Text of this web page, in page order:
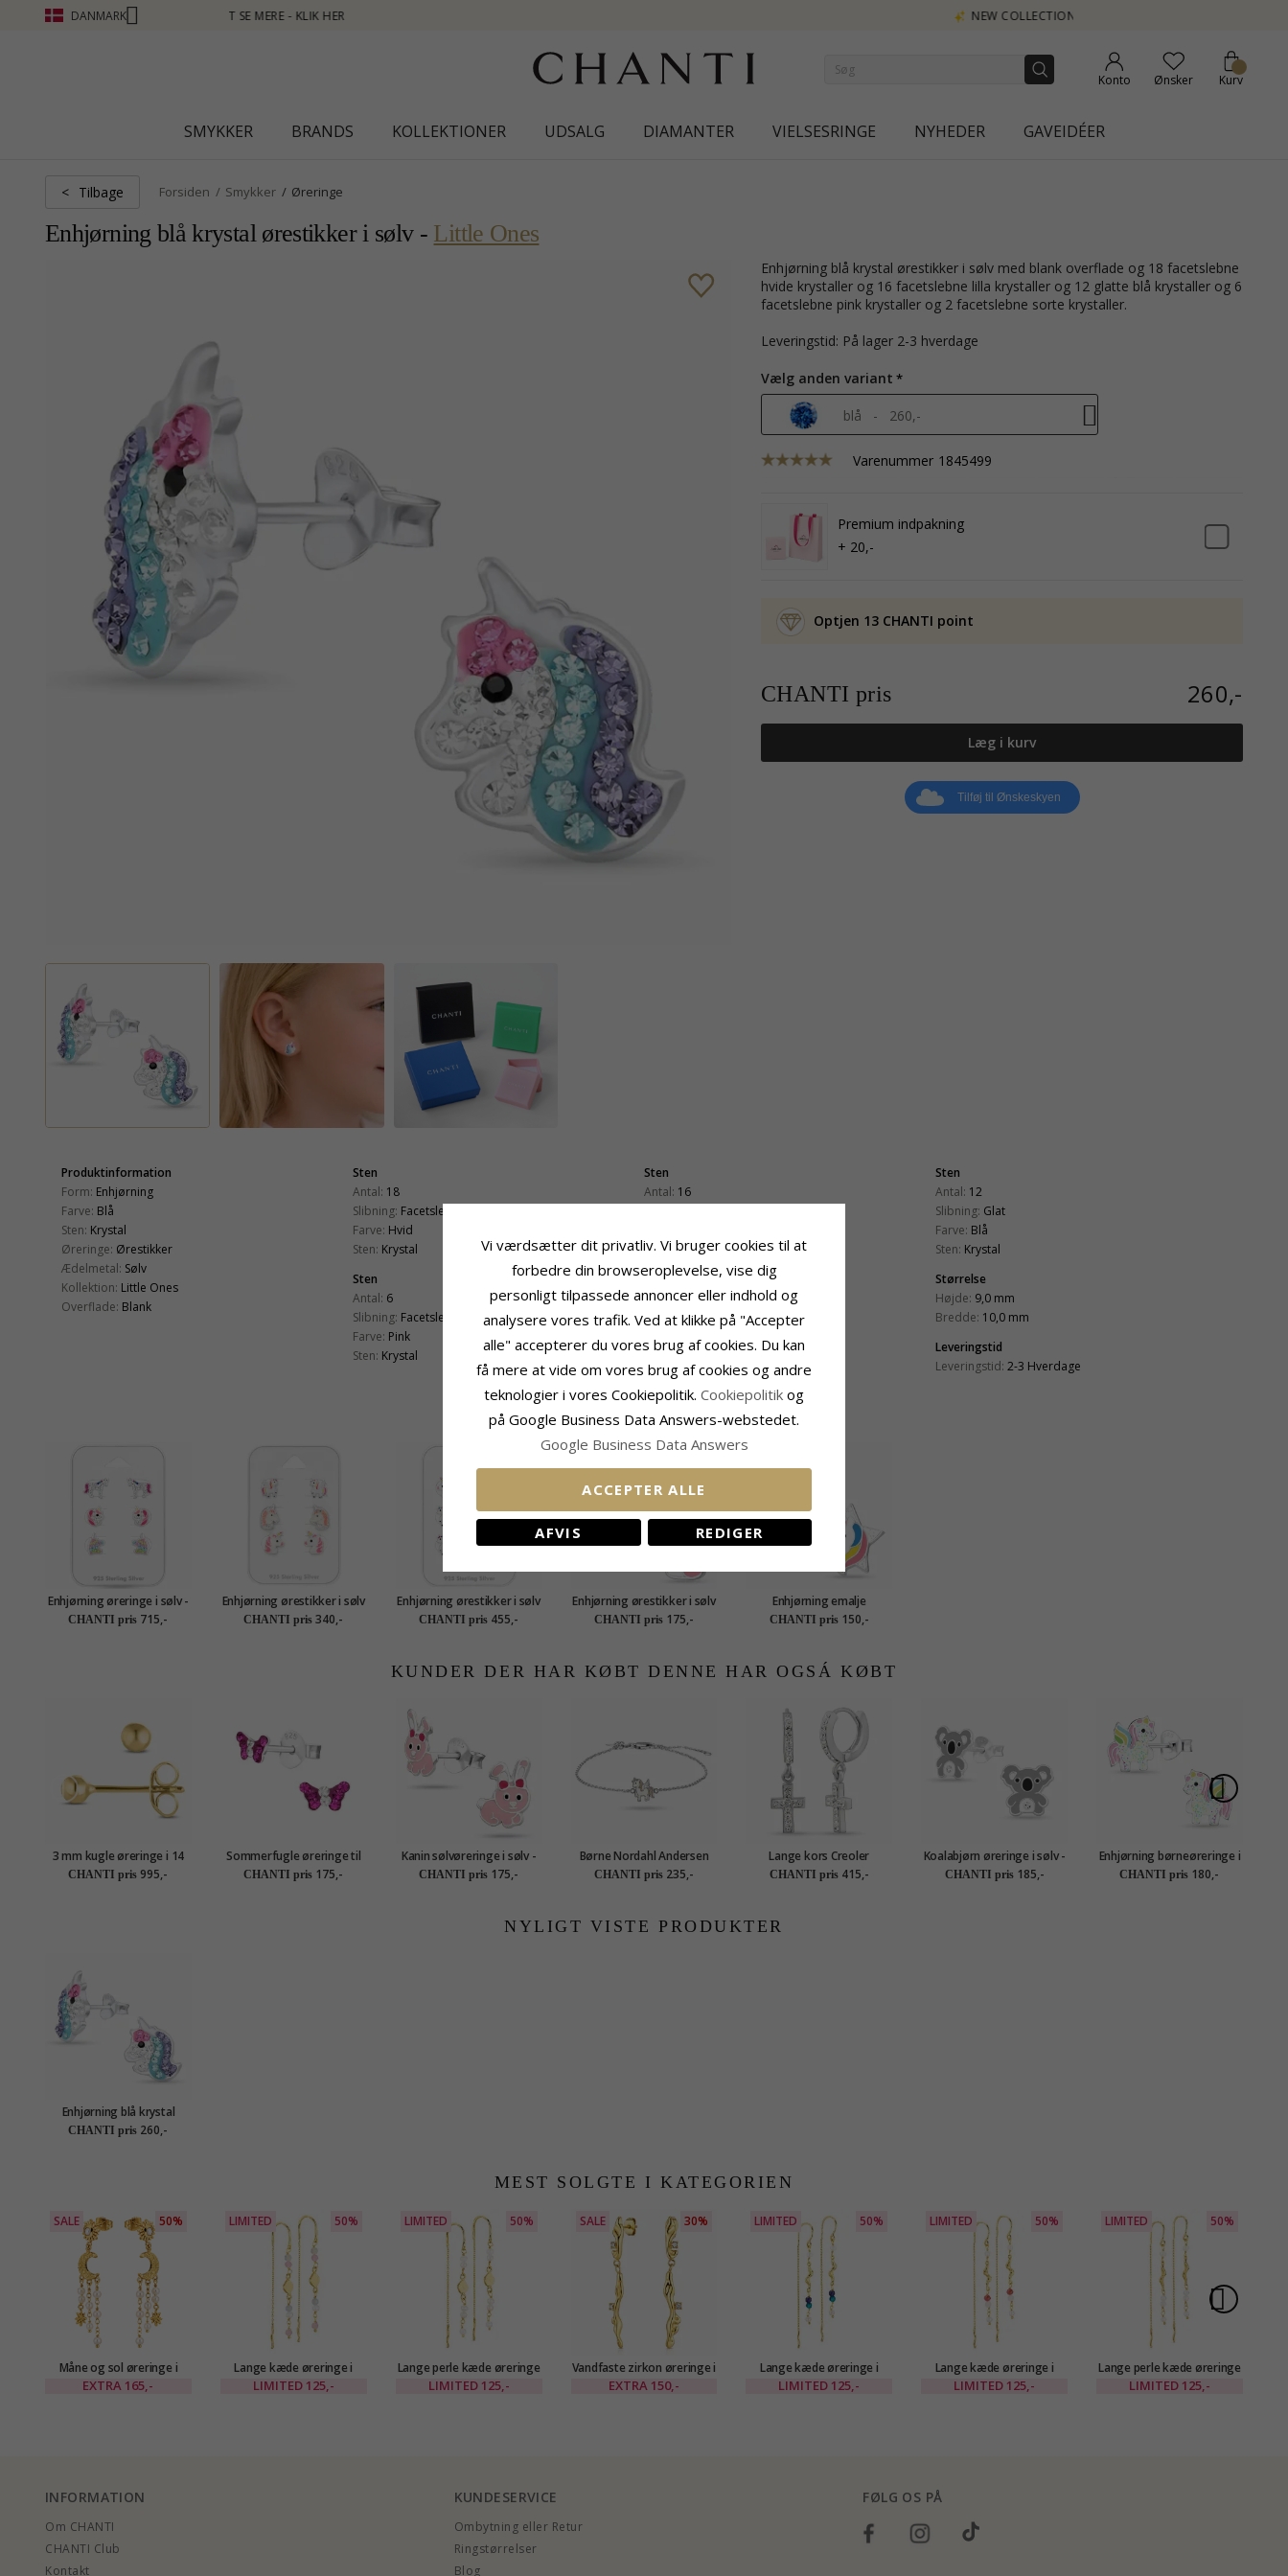
DANMARK
Konto Ønsker Kurv
SMYKKER BRANDS KOLLEKTIONER UDSALG DIAMANTER VIELSESRINGE NYHEDER GAVEIDÉER
< Tilbage Forsiden Smykker Øreringe
Enhjørning blå krystal ørestikker i sølv - Little Ones
enhjørning blå krystal ørestikker i sølv med blank overflade og 18 facetslebne
hvide krystaller og 16 facetslebne lilla krystaller og 12 glatte blå krystaller og 6
facetslebne pink krystaller og 2 facetslebne sorte krystaller.
Leveringstid: På lager 2-3 hverdage
Vælg anden variant
blå - 260,-
Varenummer 1845499
Premium indpakning
+ 20,-
Optjen 13 CHANTI point
CHANTI pris 260,-
Læg i kurv
Tilføj til Ønskeskyen
Produktinformation
Form: Enhjørning
Farve: Blå
Sten: Krystal
Øreringe: Ørestikker
Ædelmetal: Sølv
Kollektion: Little Ones
Overflade: Blank
Sten
Antal: 18
Slibning: Facetsleben
Farve: Hvid
Sten: Krystal
Sten
Antal: 16
Sten: Krystal
Sten
Antal: 12
Slibning: Glat
Farve: Blå
Sten: Krystal
Sten
Antal: 6
Slibning: Facetsleben
Farve: Pink
Sten: Krystal
Sten
Antal:2
Slibning:Facetsleben
Farve:
Sort
Sten:Krystal
Størrelse
Højde: 9,0 mm
Bredde: 10,0 mm
Leveringstid
Leveringstid: 2-3 Hverdage
RELATEREDE PRODUKTER
Enhjørning øreringe i sølv -
Little Ones
CHANTI pris 715,-
Enhjørning ørestikker i sølv
- Little Ones
CHANTI pris 340,-
Enhjørning ørestikker i sølv
- Little Ones
CHANTI pris 455,-
Enhjørning ørestikker i sølv
- Little Ones
CHANTI pris 175,-
Enhjørning emalje
ørestikker i sølv - Little
Ones
CHANTI pris 150,-
KUNDER DER HAR KØBT DENNE HAR OGSÁ KØBT
3 mm kugle øreringe i 14
karat guld - Gold Collection
CHANTI pris 995,-
Sommerfugle øreringe til
børn i sølv - Little Ones
CHANTI pris 175,-
Kanin sølvøreringe i sølv -
Little Ones
CHANTI pris 175,-
Børne Nordahl Andersen
enhjørning armbånd i
rhodineret sølv multifarvet
CHANTI pris 235,-
Lange kors Creoler
øreringe i sølv
CHANTI pris 415,-
Koalabjørn øreringe i sølv -
Little Ones
CHANTI pris 185,-
Enhjørning børneøreringe i
sølv - Little Ones
CHANTI pris 180,-
NYLIGT VISTE PRODUKTER
Enhjørning blå krystal
ørestikker i sølv - Little
Ones
CHANTI pris 260,-
MEST SOLGTE I KATEGORIEN
SALE 50%
Måne og sol øreringe i
forgyldt messing - Eliné
EXTRA 165,-
LIMITED 50%
Lange kæde øreringe i
forgyldt messing - Eliné
LIMITED 125,-
LIMITED 50%
Lange perle kæde øreringe
i forgyldt messing - Eliné
LIMITED 125,-
SALE 30%
Vandfaste zirkon øreringe i
forgyldt stål - OCEANA
EXTRA 150,-
LIMITED 50%
Lange kæde øreringe i
forgyldt messing - Eliné
LIMITED 125,-
LIMITED 50%
Lange kæde øreringe i
forgyldt messing - Eliné
LIMITED 125,-
LIMITED 50%
Lange perle kæde øreringe
i forgyldt messing - Eliné
LIMITED 125,-
INFORMATION
Om CHANTI
CHANTI Club
Kontakt
KUNDESERVICE
Ombytning eller Retur
Ringstørrelser
Blog
FØLG OS PÅ
Vi værdsætter dit privatliv. Vi bruger cookies til at
forbedre din browseroplevelse, vise dig
personligt tilpassede annoncer eller indhold og
analysere vores trafik. Ved at klikke på "Accepter
alle" accepterer du vores brug af cookies. Du kan
få mere at vide om vores brug af cookies og andre
teknologier i vores Cookiepolitik. Cookiepolitik og
på Google Business Data Answers-webstedet.
Google Business Data Answers
ACCEPTER ALLE
AFVIS REDIGER